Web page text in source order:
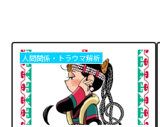
人間関係・トラウマ解析